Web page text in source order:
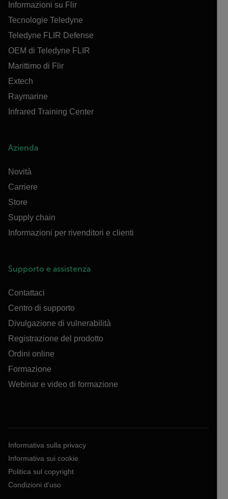
Informazioni su Flir
Tecnologie Teledyne
Teledyne FLIR Defense
OEM di Teledyne FLIR
Marittimo di Flir
Extech
Raymarine
Infrared Training Center
Azienda
Novità
Carriere
Store
Supply chain
Informazioni per rivenditori e clienti
Supporto e assistenza
Contattaci
Centro di supporto
Divulgazione di vulnerabilità
Registrazione del prodotto
Ordini online
Formazione
Webinar e video di formazione
Informativa sulla privacy
Informativa sui cookie
Politica sul copyright
Condizioni d'uso